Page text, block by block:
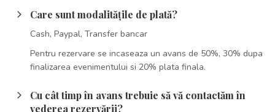
arrow_forward_ios Care sunt modalitățile de plată?
Cash, Paypal, Transfer bancar
Pentru rezervare se incaseaza un avans de 50%, 30% dupa
finalizarea evenimentului si 20% plata finala.
arrow_forward_ios
Cu cât timp în avans trebuie să vă contactăm în
vederea rezervării?